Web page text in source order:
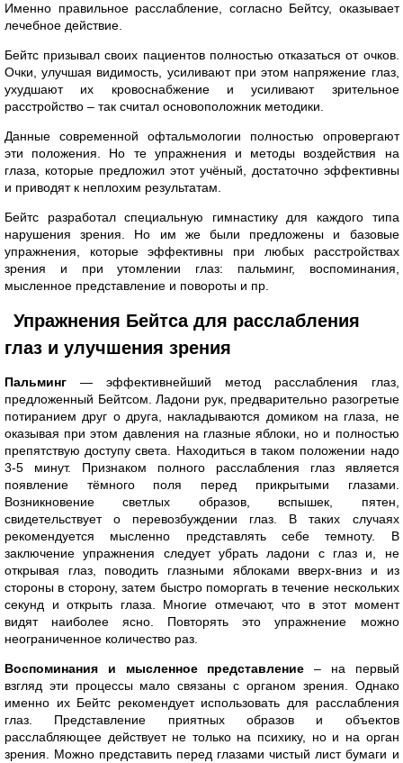
Именно правильное расслабление, согласно Бейтсу, оказывает
лечебное действие.
Бейтс призывал своих пациентов полностью отказаться от очков.
Очки, улучшая видимость, усиливают при этом напряжение глаз,
ухудшают их кровоснабжение и усиливают зрительное
расстройство – так считал основоположник методики.
Данные современной офтальмологии полностью опровергают
эти положения. Но те упражнения и методы воздействия на
глаза, которые предложил этот учёный, достаточно эффективны
и приводят к неплохим результатам.
Бейтс разработал специальную гимнастику для каждого типа
нарушения зрения. Но им же были предложены и базовые
упражнения, которые эффективны при любых расстройствах
зрения и при утомлении глаз: пальминг, воспоминания,
мысленное представление и повороты и пр.
Упражнения Бейтса для расслабления
глаз и улучшения зрения
Пальминг — эффективнейший метод расслабления глаз,
предложенный Бейтсом. Ладони рук, предварительно разогретые
потиранием друг о друга, накладываются домиком на глаза, не
оказывая при этом давления на глазные яблоки, но и полностью
препятствую доступу света. Находиться в таком положении надо
3-5 минут. Признаком полного расслабления глаз является
появление тёмного поля перед прикрытыми глазами.
Возникновение светлых образов, вспышек, пятен,
свидетельствует о перевозбуждении глаз. В таких случаях
рекомендуется мысленно представлять себе темноту. В
заключение упражнения следует убрать ладони с глаз и, не
открывая глаз, поводить глазными яблоками вверх-вниз и из
стороны в сторону, затем быстро поморгать в течение нескольких
секунд и открыть глаза. Многие отмечают, что в этот момент
видят наиболее ясно. Повторять это упражнение можно
неограниченное количество раз.
Воспоминания и мысленное представление – на первый
взгляд эти процессы мало связаны с органом зрения. Однако
именно их Бейтс рекомендует использовать для расслабления
глаз. Представление приятных образов и объектов
расслабляющее действует не только на психику, но и на орган
зрения. Можно представить перед глазами чистый лист бумаги и